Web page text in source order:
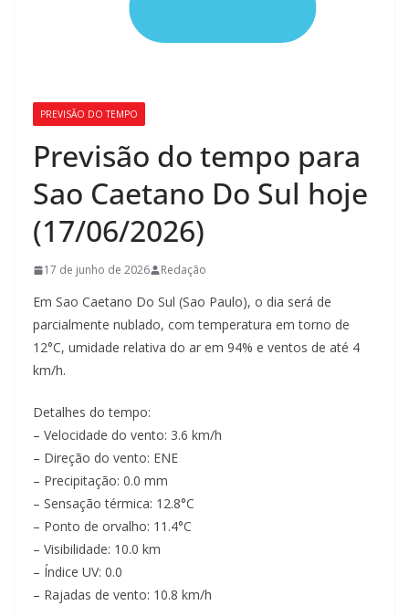
PREVISÃO DO TEMPO
Previsão do tempo para
Sao Caetano Do Sul hoje
(17/06/2026)
17 de junho de 2026 Redação
Em Sao Caetano Do Sul (Sao Paulo), o dia será de
parcialmente nublado, com temperatura em torno de
12°C, umidade relativa do ar em 94% e ventos de até 4
km/h.
Detalhes do tempo:
– Velocidade do vento: 3.6 km/h
– Direção do vento: ENE
– Precipitação: 0.0 mm
– Sensação térmica: 12.8°C
– Ponto de orvalho: 11.4°C
– Visibilidade: 10.0 km
– Índice UV: 0.0
– Rajadas de vento: 10.8 km/h